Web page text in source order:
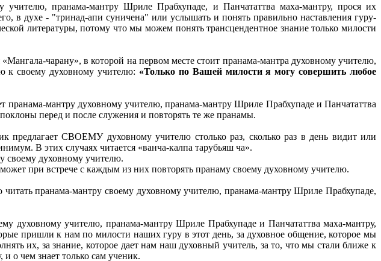
пранама-мантру Шриле Прабхупаде, и Панчататтва маха-мантру, прося их
в духе - "тринад-апи суничена" или услышать и понять правильно наставления гуру-
литературы, потому что мы можем понять трансцендентное знание только милости
чарану», в которой на первом месте стоит пранама-мантра духовному учителю,
к своему духовному учителю: «Только по Вашей милости я могу совершить любое
мантру духовному учителю, пранама-мантру Шриле Прабхупаде и Панчататтва
перед и после служения и повторять те же пранамы.
предлагает СВОЕМУ духовному учителю столько раз, сколько раз в день видит или
В этих случаях читается «ванча-калпа тарубьяш ча».
своему духовному учителю.
при встрече с каждым из них повторять пранаму своему духовному учителю.
пранама-мантру своему духовному учителю, пранама-мантру Шриле Прабхупаде,
духовному учителю, пранама-мантру Шриле Прабхупаде и Панчататтва маха-мантру,
пришли к нам по милости наших гуру в этот день, за духовное общение, которое мы
их, за знание, которое дает нам наш духовный учитель, за то, что мы стали ближе к
о чем знает только сам ученик.